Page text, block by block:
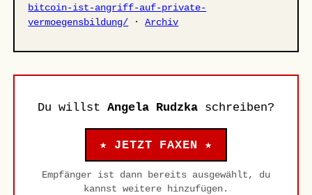
bitcoin-ist-angriff-auf-private-
vermoegensbildung/ ·Archiv
Du willst Angela Rudzka schreiben?
★ JETZT FAXEN ★
Empfänger ist dann bereits ausgewählt, du
kannst weitere hinzufügen.